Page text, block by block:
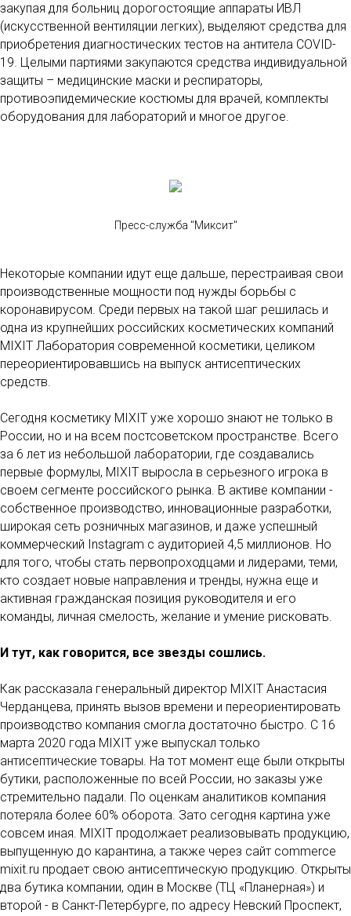
закупая для больниц дорогостоящие аппараты ИВЛ
(искусственной вентиляции легких), выделяют средства для
приобретения диагностических тестов на антитела COVID-
19. Целыми партиями закупаются средства индивидуальной
защиты – медицинские маски и респираторы,
противоэпидемические костюмы для врачей, комплекты
оборудования для лабораторий и многое другое.
Пресс-служба "Миксит"
Некоторые компании идут еще дальше, перестраивая свои
производственные мощности под нужды борьбы с
коронавирусом. Среди первых на такой шаг решилась и
одна из крупнейших российских косметических компаний
MIXIT Лаборатория современной косметики, целиком
переориентировавшись на выпуск антисептических
средств.
Сегодня косметику MIXIT уже хорошо знают не только в
России, но и на всем постсоветском пространстве. Всего
за 6 лет из небольшой лаборатории, где создавались
первые формулы, MIXIT выросла в серьезного игрока в
своем сегменте российского рынка. В активе компании -
собственное производство, инновационные разработки,
широкая сеть розничных магазинов, и даже успешный
коммерческий Instagram с аудиторией 4,5 миллионов. Но
для того, чтобы стать первопроходцами и лидерами, теми,
кто создает новые направления и тренды, нужна еще и
активная гражданская позиция руководителя и его
команды, личная смелость, желание и умение рисковать.
И тут, как говорится, все звезды сошлись.
Как рассказала генеральный директор MIXIT Анастасия
Черданцева, принять вызов времени и переориентировать
производство компания смогла достаточно быстро. С 16
марта 2020 года MIXIT уже выпускал только
антисептические товары. На тот момент еще были открыты
бутики, расположенные по всей России, но заказы уже
стремительно падали. По оценкам аналитиков компания
потеряла более 60% оборота. Зато сегодня картина уже
совсем иная. MIXIT продолжает реализовывать продукцию,
выпущенную до карантина, а также через сайт commerce
mixit.ru продает свою антисептическую продукцию. Открыты
два бутика компании, один в Москве (ТЦ «Планерная») и
второй - в Санкт-Петербурге, по адресу Невский Проспект,